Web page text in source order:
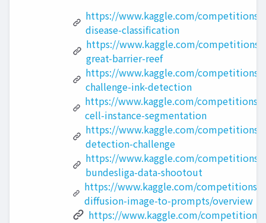
https://www.kaggle.com/competitions/
disease-classification
https://www.kaggle.com/
great-barrier-reef
https://www.kaggle.com/competitions/
challenge-ink-detection
https://www.kaggle.com/competitions/
cell-instance-segmentation
https://www.kaggle.com/competitions/
detection-challenge
https://www.kaggle.com/competitions/
bundesliga-data-shootout
https://www.kaggle.com/competitions/
diffusion-image-to-prompts/overview
https://www.kaggle.com/competitions